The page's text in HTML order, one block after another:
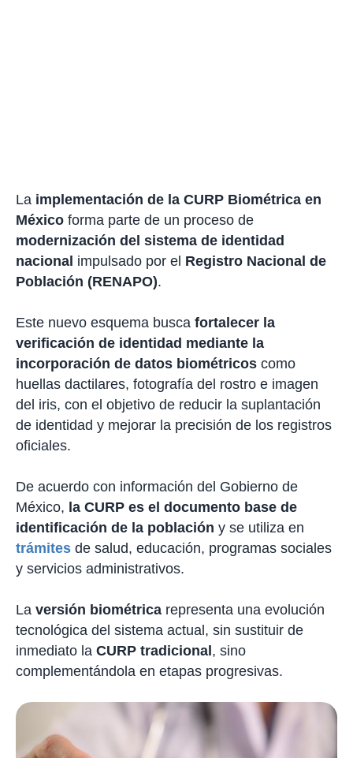
La implementación de la CURP Biométrica en
México forma parte de un proceso de
modernización del sistema de identidad
nacional impulsado por el Registro Nacional de
Población (RENAPO).
Este nuevo esquema busca fortalecer la
verificación de identidad mediante la
incorporación de datos biométricos como
huellas dactilares, fotografía del rostro e imagen
del iris, con el objetivo de reducir la suplantación
de identidad y mejorar la precisión de los registros
oficiales.
De acuerdo con información del Gobierno de
México, la CURP es el documento base de
identificación de la población y se utiliza en
trámites de salud, educación, programas sociales
y servicios administrativos.
La versión biométrica representa una evolución
tecnológica del sistema actual, sin sustituir de
inmediato la CURP tradicional , sino
complementándola en etapas progresivas.